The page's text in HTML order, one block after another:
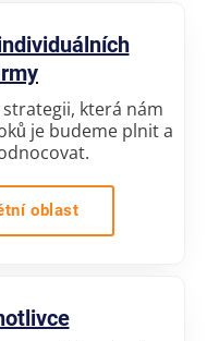
která nám
je budeme plnit a
oblast